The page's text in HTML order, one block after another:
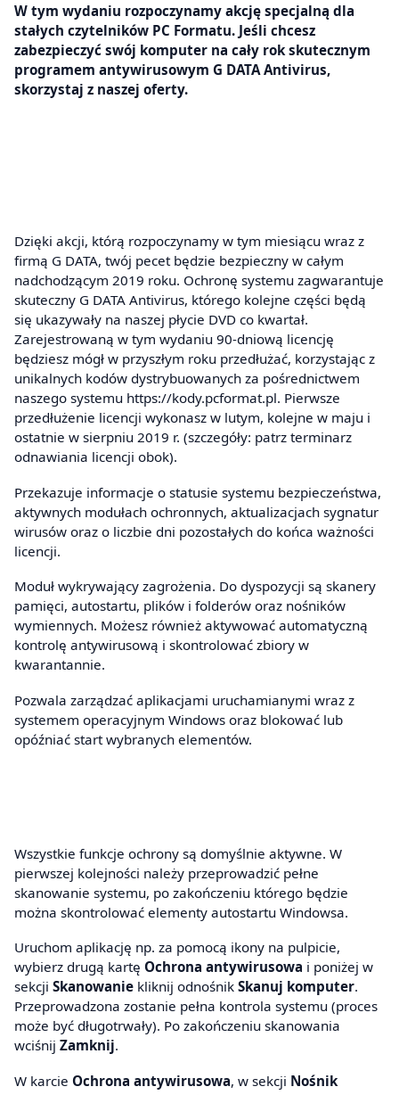
W tym wydaniu rozpoczynamy akcję specjalną dla
stałych czytelników PC Formatu. Jeśli chcesz
zabezpieczyć swój komputer na cały rok skutecznym
programem antywirusowym G DATA Antivirus,
skorzystaj z naszej oferty.
Dzięki akcji, którą rozpoczynamy w tym miesiącu wraz z
firmą G DATA, twój pecet będzie bezpieczny w całym
nadchodzącym 2019 roku. Ochronę systemu zagwarantuje
skuteczny G DATA Antivirus, którego kolejne części będą
się ukazywały na naszej płycie DVD co kwartał.
Zarejestrowaną w tym wydaniu 90-dniową licencję
będziesz mógł w przyszłym roku przedłużać, korzystając z
unikalnych kodów dystrybuowanych za pośrednictwem
naszego systemu https://kody.pcformat.pl. Pierwsze
przedłużenie licencji wykonasz w lutym, kolejne w maju i
ostatnie w sierpniu 2019 r. (szczegóły: patrz terminarz
odnawiania licencji obok).
Przekazuje informacje o statusie systemu bezpieczeństwa,
aktywnych modułach ochronnych, aktualizacjach sygnatur
wirusów oraz o liczbie dni pozostałych do końca ważności
licencji.
Moduł wykrywający zagrożenia. Do dyspozycji są skanery
pamięci, autostartu, plików i folderów oraz nośników
wymiennych. Możesz również aktywować automatyczną
kontrolę antywirusową i skontrolować zbiory w
kwarantannie.
Pozwala zarządzać aplikacjami uruchamianymi wraz z
systemem operacyjnym Windows oraz blokować lub
opóźniać start wybranych elementów.
Wszystkie funkcje ochrony są domyślnie aktywne. W
pierwszej kolejności należy przeprowadzić pełne
skanowanie systemu, po zakończeniu którego będzie
można skontrolować elementy autostartu Windowsa.
Uruchom aplikację np. za pomocą ikony na pulpicie,
wybierz drugą kartę Ochrona antywirusowa i poniżej w
sekcji Skanowanie kliknij odnośnik Skanuj komputer.
Przeprowadzona zostanie pełna kontrola systemu (proces
może być długotrwały). Po zakończeniu skanowania
wciśnij Zamknij.
W karcie Ochrona antywirusowa, w sekcji Nośnik